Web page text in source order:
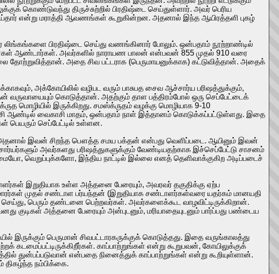
கொண்டுவந்து திருச்சுற்றில் பிரதிஷ்டை செய்துள்ளார். அவர் பெரிய
என்று மராத்தி ஆவணங்கள் கூறுகின்றன. அதனால் இந்த ஆயிரத்தளி புகழ்
பிரதிஷ்டை செய்து வணங்கினார் போலும். ஒன்பதாம் நூற்றாண்டில்
ஆண்டார்கள். அவர்களில் நாராயண பாலன் என்பவன் 855 முதல் 910 வரை
தோற்றுவித்தான். அதை சிவ பட்டராக (பெருமாயனுக்காக) கட்டுவித்தான். அதைக்
அக்கோயிலில் வழிபட வரும் பாசுபத சைவ ஆச்சார்ய பரிஷத்துக்கும்,
வருவாயையும் கொடுத்தான். அதற்கும் தாள பத்திரம்போல் ஒரு செப்பேட்டைக்
மொழியில் இருக்கிறது. சமஸ்க்ருதம் வழக்கு மொழியாக 9-10
ஆண்டில் வைகாசி மாதம், ஒன்பதாம் நாள் இத்தானம் கொடுக்கப்பட்டுள்ளது. இதை
பெயரும் செப்பேட்டில் உள்ளன.
அதனால் இவன் சிறந்த பௌத்த சமய பக்தன் என்பது வெளிப்படை. ஆயினும் இவன்
அவர்களது பரிஷத்துகளுக்கும் வேண்டியதற்காக இச்செப்பேட்டு சாசனம்
வெறுப்புக்களோ, இந்திய நாட்டில் இல்லை எனத் தெளிவாக்குகிற அடிப்படைச்
இறுதியாக உள்ள அத்தனை பேரையும், அவரவர் தகுதிக்கு ஏற்ப
முதல் சண்டாள பர்யந்தன் (இறுதியாக சண்டாளர்கள்வரை யதர்கம் மானயதி
பெரும் தண்டனை பெற்றவர்கள். அவர்களைக்கூட வாழவிட்டிருக்கிறான்.
அத்தனை பேரையும் அன்புடனும், மரியாதையுடனும் பார்ப்பது பண்டைய
இருக்கும் பெருமான் சிவபட்டாரகருக்குக் கொடுத்தது. இதை வருங்காலத்து
காப்பாற்றுங்கள் என்று கூறுபவன், கோயிலுக்குக்
என்பதை நினைத்துக் காப்பாற்றுங்கள் என்று கூறியுள்ளான்.
திகழ்ந்த நம்பிக்கை.